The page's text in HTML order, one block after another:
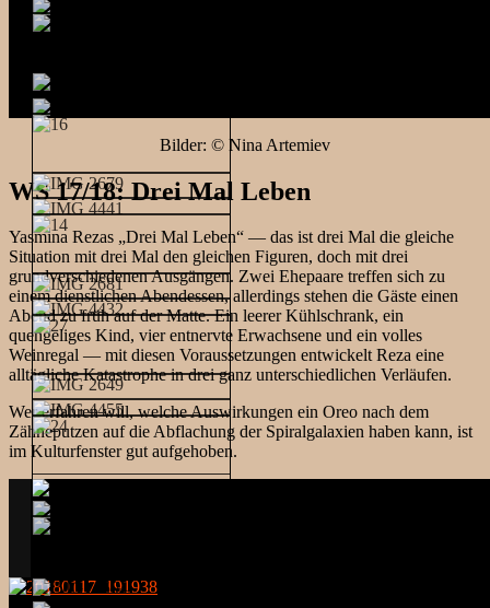
Bilder: © Nina Artemiev
WS 17/18: Drei Mal Leben
Yasmina Rezas „Drei Mal Leben“ — das ist drei Mal die gleiche
Situation mit drei Mal den gleichen Figuren, doch mit drei
grundverschiedenen Ausgängen. Zwei Ehepaare treffen sich zu
einem dienstlichen Abendessen, allerdings stehen die Gäste einen
Abend zu früh auf der Matte. Ein leerer Kühlschrank, ein
quengeliges Kind, vier entnervte Erwachsene und ein volles
Weinregal — mit diesen Voraussetzungen entwickelt Reza eine
alltägliche Katastrophe in drei ganz unterschiedlichen Verläufen.
Wer erfahren will, welche Auswirkungen ein Oreo nach dem
Zähneputzen auf die Abflachung der Spiralgalaxien haben kann, ist
im Kulturfenster gut aufgehoben.